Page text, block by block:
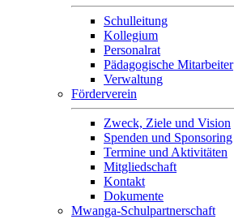
Schulleitung
Kollegium
Personalrat
Pädagogische Mitarbeiter
Verwaltung
Förderverein
Zweck, Ziele und Vision
Spenden und Sponsoring
Termine und Aktivitäten
Mitgliedschaft
Kontakt
Dokumente
Mwanga-Schulpartnerschaft